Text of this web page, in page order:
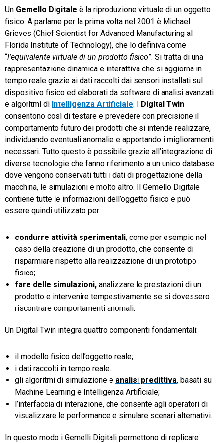
Un Gemello Digitale è la riproduzione virtuale di un oggetto
fisico. A parlarne per la prima volta nel 2001 è Michael
Grieves (Chief Scientist for Advanced Manufacturing al
Florida Institute of Technology), che lo definiva come
“l’equivalente virtuale di un prodotto fisico”. Si tratta di una
rappresentazione dinamica e interattiva che si aggiorna in
tempo reale grazie ai dati raccolti dai sensori installati sul
dispositivo fisico ed elaborati da software di analisi avanzati
e algoritmi di Intelligenza Artificiale. I Digital Twin
consentono così di testare e prevedere con precisione il
comportamento futuro dei prodotti che si intende realizzare,
individuando eventuali anomalie e apportando i miglioramenti
necessari. Tutto questo è possibile grazie all’integrazione di
diverse tecnologie che fanno riferimento a un unico database
dove vengono conservati tutti i dati di progettazione della
macchina, le simulazioni e molto altro. Il Gemello Digitale
contiene tutte le informazioni dell’oggetto fisico e può
essere quindi utilizzato per:
condurre attività sperimentali, come per esempio nel
caso della creazione di un prodotto, che consente di
risparmiare rispetto alla realizzazione di un prototipo
fisico;
fare delle simulazioni, analizzare le prestazioni di un
prodotto e intervenire tempestivamente se si dovessero
riscontrare comportamenti anomali.
Un Digital Twin integra quattro componenti fondamentali:
il modello fisico dell’oggetto reale;
i dati raccolti in tempo reale;
gli algoritmi di simulazione e analisi predittiva, basati su
Machine Learning e Intelligenza Artificiale;
l’interfaccia di interazione, che consente agli operatori di
visualizzare le performance e simulare scenari alternativi.
In questo modo i Gemelli Digitali permettono di replicare